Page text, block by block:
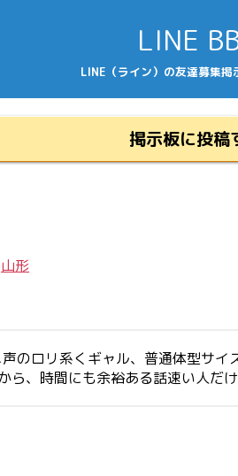
LINE
LINE（ライン）の友達募集掲
掲示板に投稿
山形
のロリ系くギャル、普通体型サ
、時間にも余裕ある話速い人だ